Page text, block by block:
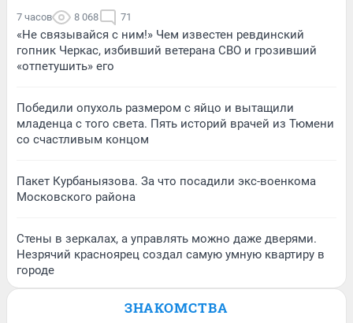
7 часов 8 068 71
«Не связывайся с ним!» Чем известен ревдинский
гопник Черкас, избивший ветерана СВО и грозивший
«отпетушить» его
Победили опухоль размером с яйцо и вытащили
младенца с того света. Пять историй врачей из Тюмени
со счастливым концом
Пакет Курбаныязова. За что посадили экс-военкома
Московского района
Стены в зеркалах, а управлять можно даже дверями.
Незрячий красноярец создал самую умную квартиру в
городе
ЗНАКОМСТВА